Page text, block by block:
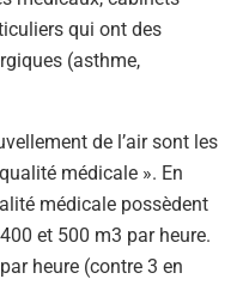
qui ont des
(asthme,
de l’air sont les
médicale ». En
médicale possèdent
et 500 m3 par heure.
heure (contre 3 en